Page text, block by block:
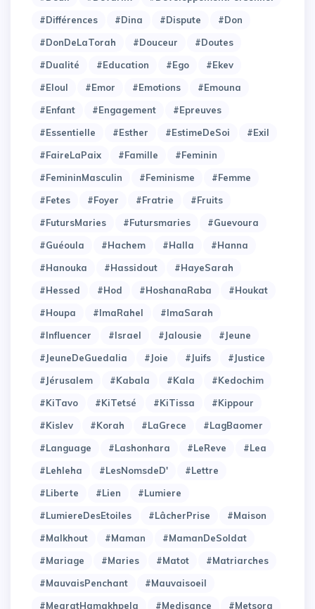
#Différences
#Dina #Dispute
#Don
#DonDeLaTorah
#Douceur
#Doutes
#Dualité
#Education #Ego
#Ekev
#Eloul
#Emor #Emotions
#Emouna
#Enfant
#Engagement
#Epreuves
#Essentielle
#Esther #EstimeDeSoi
#Exil
#FaireLaPaix
#Famille
#Feminin
#FemininMasculin
#Feminisme
#Femme
#Fetes
#Foyer #Fratrie
#Fruits
#FutursMaries
#Futursmaries
#Guevoura
#Guéoula
#Hachem #Halla
#Hanna
#Hanouka
#Hassidout
#HayeSarah
#Hessed
#Hod #HoshanaRaba
#Houkat
#Houpa
#ImaRahel
#ImaSarah
#Influencer
#Israel #Jalousie
#Jeune
#JeuneDeGuedalia
#Joie #Juifs
#Justice
#Jérusalem
#Kabala #Kala
#Kedochim
#KiTavo
#KiTetsé #KiTissa
#Kippour
#Kislev
#Korah #LaGrece
#LagBaomer
#Language
#Lashonhara #LeReve
#Lea
#Lehleha
#LesNomsdeD'
#Lettre
#Liberte
#Lien
#Lumiere
#LumiereDesEtoiles
#LâcherPrise
#Maison
#Malkhout
#Maman
#MamanDeSoldat
#Mariage
#Maries #Matot
#Matriarches
#MauvaisPenchant
#Mauvaisoeil
#MearatHamakhpela
#Medisance #Metsora